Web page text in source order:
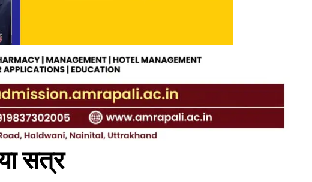
सत्र